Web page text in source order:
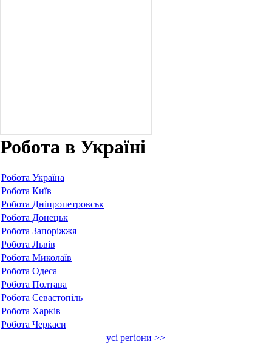
Робота в Україні
Робота Україна
Робота Київ
Робота Дніпропетровськ
Робота Донецьк
Робота Запоріжжя
Робота Львів
Робота Миколаїв
Робота Одеса
Робота Полтава
Робота Севастопіль
Робота Харків
Робота Черкаси
усі регіони >>